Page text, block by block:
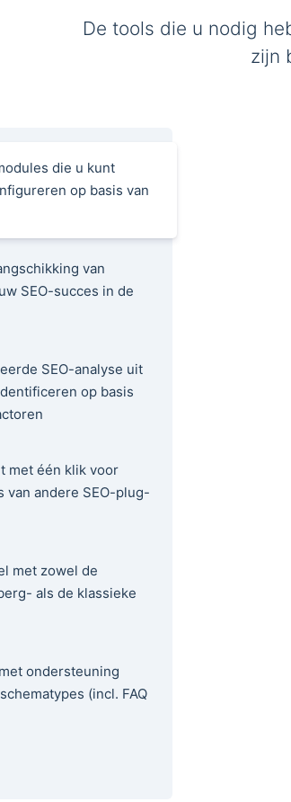
De tools die u nodig
zijn
die u kunt
op basis van
van
SEO-succes in de
SEO-analyse uit
op basis
met één klik voor
van andere SEO-plug-
met zowel de
als de klassieke
ondersteuning
(incl. FAQ